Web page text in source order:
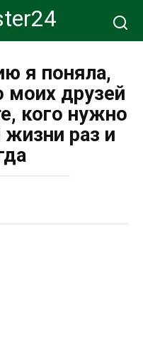
я поняла,
моих друзей
кого нужно
жизни раз и